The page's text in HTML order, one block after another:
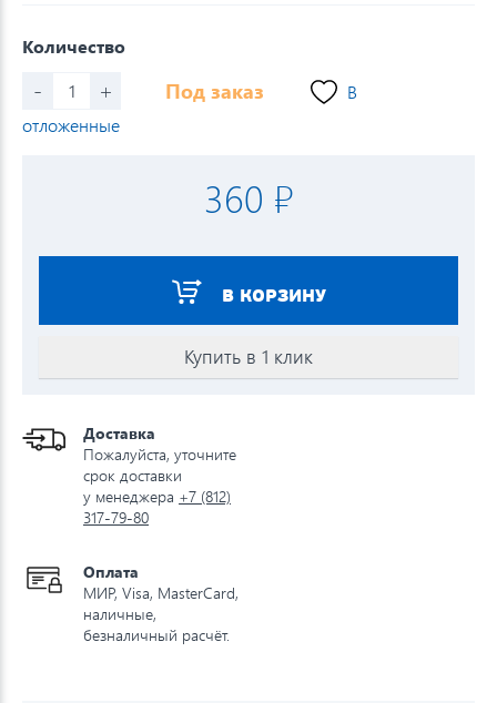
Количество
- + Под заказ
В
отложенные
360 ₽
В КОРЗИНУ
Купить в 1 клик
Доставка
Пожалуйста, уточните
срок доставки
у менеджера +7 (812)
317-79-80
Оплата
МИР, Visa, MasterCard,
наличные,
безналичный расчёт.